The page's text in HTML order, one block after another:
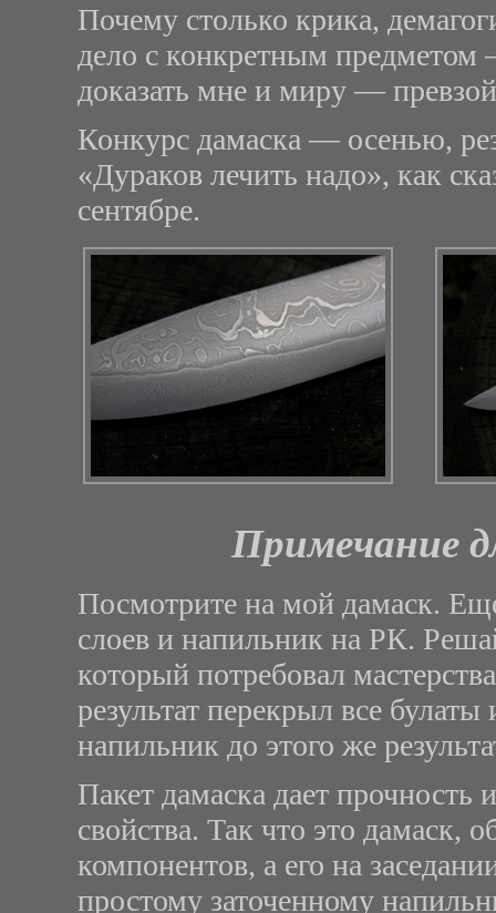
Почему столько крика,
дело с конкретным предметом
доказать мне и миру —
Конкурс дамаска — осенью,
«Дураков лечить надо», как
сентябре.
Примечание
Посмотрите на мой дамаск.
слоев и напильник на РК.
который потребовал
результат перекрыл все
напильник до этого же
Пакет дамаска дает
свойства. Так что это дамаск,
компонентов, а его на
простому заточенному